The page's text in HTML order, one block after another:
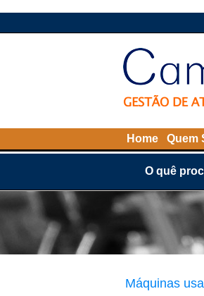
Home Quem
O quê
Máquinas